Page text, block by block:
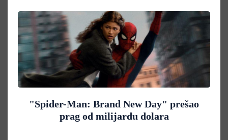
"Spider-Man: Brand New Day" prešao
prag od milijardu dolara